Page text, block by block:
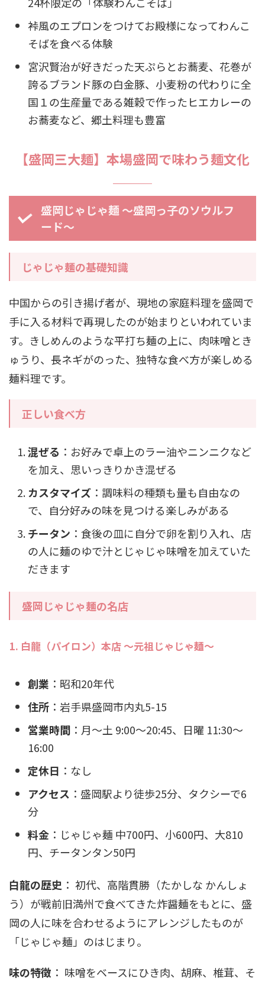
裃風のエプロンをつけてお殿様になってわんこ
そばを食べる体験
宮沢賢治が好きだった天ぷらとお蕎麦、花巻が
誇るブランド豚の白金豚、小麦粉の代わりに全
国１の生産量である雑穀で作ったヒエカレーの
お蕎麦など、郷土料理も豊富
【盛岡三大麺】本場盛岡で味わう麺文化
盛岡じゃじゃ麺 ～盛岡っ子のソウルフ
ード～
じゃじゃ麺の基礎知識
中国からの引き揚げ者が、現地の家庭料理を盛岡で
手に入る材料で再現したのが始まりといわれていま
す。きしめんのような平打ち麺の上に、肉味噌とき
ゅうり、長ネギがのった、独特な食べ方が楽しめる
麺料理です。
正しい食べ方
混ぜる ：お好みで卓上のラー油やニンニクなど
を加え、思いっきりかき混ぜる
カスタマイズ ：調味料の種類も量も自由なの
で、自分好みの味を見つける楽しみがある
チータン ：食後の皿に自分で卵を割り入れ、店
の人に麺のゆで汁とじゃじゃ味噌を加えていた
だきます
盛岡じゃじゃ麺の名店
1. 白龍（パイロン）本店 ～元祖じゃじゃ麺～
創業 ：昭和20年代
住所 ：岩手県盛岡市内丸5-15
営業時間 ：月〜土 9:00〜20:45、日曜 11:30〜
16:00
定休日 ：なし
アクセス ：盛岡駅より徒歩25分、タクシーで6
分
料金 ：じゃじゃ麺 中700円、小600円、大810
円、チータンタン50円
白龍の歴史 ： 初代、高階貫勝（たかしな かんしょ
う）が戦前旧満州で食べてきた炸醤麺をもとに、盛
岡の人に味を合わせるようにアレンジしたものが
「じゃじゃ麺」のはじまり。
味の特徴 ： 味噌をベースにひき肉、胡麻、椎茸、そ